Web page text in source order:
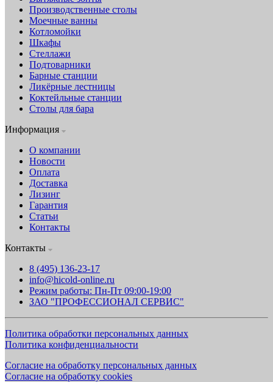
Производственные столы
Моечные ванны
Котломойки
Шкафы
Стеллажи
Подтоварники
Барные станции
Ликёрные лестницы
Коктейльные станции
Столы для бара
Информация
О компании
Новости
Оплата
Доставка
Лизинг
Гарантия
Статьи
Контакты
Контакты
8 (495) 136-23-17
info@hicold-online.ru
Режим работы: Пн-Пт 09:00-19:00
ЗАО "ПРОФЕССИОНАЛ СЕРВИС"
Политика обработки персональных данных
Политика конфиденциальности
Согласие на обработку персональных данных
Согласие на обработку cookies